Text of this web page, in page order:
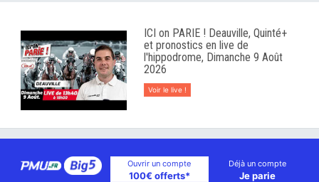
ICI on PARIE ! Deauville, Quinté+
et pronostics en live de
l'hippodrome, Dimanche 9 Août
2026
Voir le live !
Ouvrir un compte
100€ offerts*
Déjà un compte
Je parie